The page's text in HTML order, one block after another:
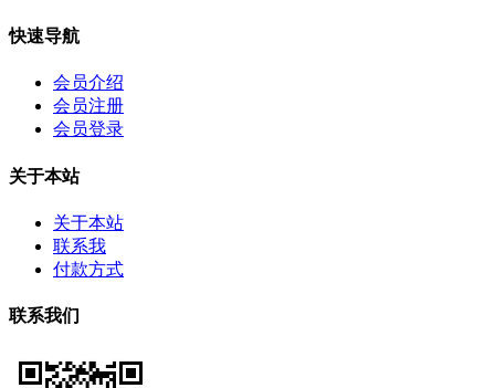
快速导航
会员介绍
会员注册
会员登录
关于本站
关于本站
联系我
付款方式
联系我们